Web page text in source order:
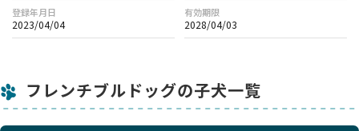
登録年月日
2023/04/04
有効期限
2028/04/03
フレンチブルドッグの子犬一覧